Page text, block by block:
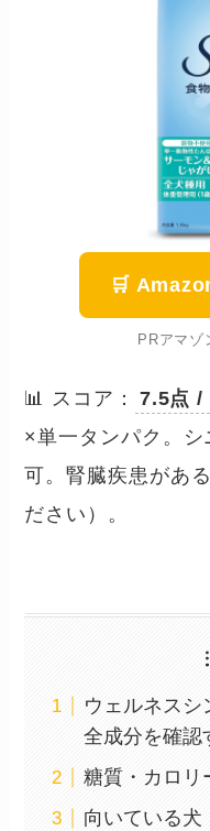
🛒
PRアマゾ
📊 スコア： 7.5点 /
×単一タンパク。シ
可。腎臓疾患があ
ださい）。
ウェルネスシ
全成分を確認
糖質・カロリ
向いている犬